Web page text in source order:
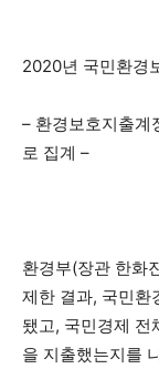
2020년 국민환경
– 환경보호지출
로 집계 –
환경부(장관 한화
제한 결과, 국민환
됐고, 국민경제 전
을 지출했는지를